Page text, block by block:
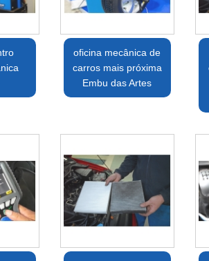
oficina mecânica de
carros mais próxima
Embu das Artes